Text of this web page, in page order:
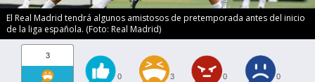
El Real Madrid tendrá algunos amistosos de pretemporada antes del inicio
de la liga española. (Foto: Real Madrid)
3
0 3 0 0